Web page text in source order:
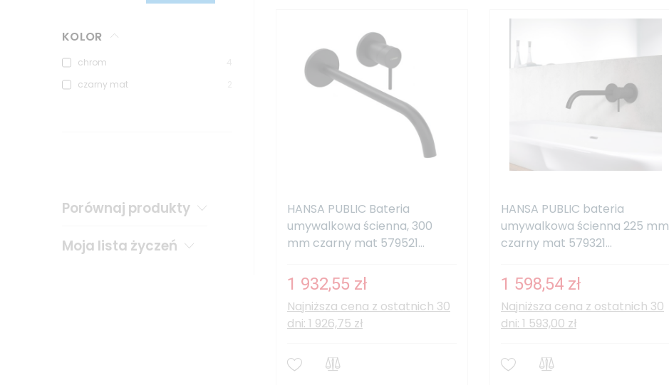
HANSA PUBLIC Bateria
umywalkowa ścienna, 300
mm czarny mat 579521...
1 932,55 zł
Najniższa cena z ostatnich 30
dni: 1 926,75 zł
HANSA PUBLIC bateria
umywalkowa ścienna 225 mm
czarny mat 579321...
1 598,54 zł
Najniższa cena z ostatnich 30
dni: 1 593,00 zł
KOLOR
chrom
czarny mat
Porównaj produkty
Moja lista życzeń